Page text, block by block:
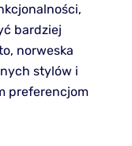
bardziej
norweska
stylów i
preferencjom